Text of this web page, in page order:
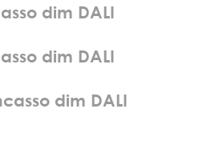
asso dim DALI
asso dim DALI
casso dim DALI